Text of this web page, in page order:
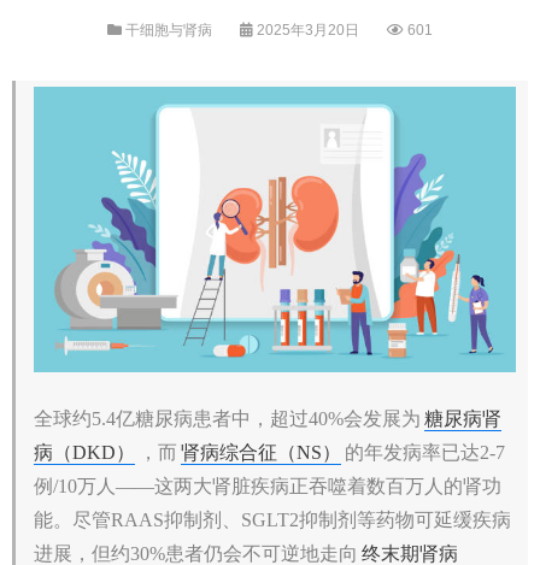
干细胞与肾病 2025年3月20日 601
全球约5.4亿糖尿病患者中，超过40%会发展为 糖尿病肾
病（DKD）
，而 肾病综合征（NS）
的年发病率已达2-7
例/10万人——这两大肾脏疾病正吞噬着数百万人的肾功
能。尽管RAAS抑制剂、SGLT2抑制剂等药物可延缓疾病
进展，但约30%患者仍会不可逆地走向 终末期肾病